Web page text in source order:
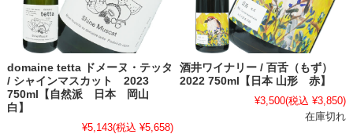
domaine tetta ドメーヌ・テッタ
/ シャインマスカット 2023
750ml【自然派 日本 岡山
白】
¥5,143(税込 ¥5,658)
酒井ワイナリー / 百舌（もず）
2022 750ml【日本 山形 赤】
¥3,500(税込 ¥3,850)
在庫切れ